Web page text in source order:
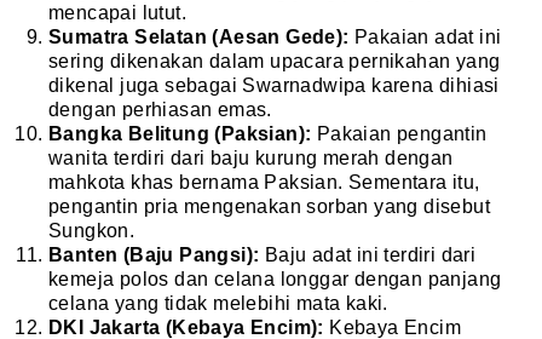
mencapai lutut.
Sumatra Selatan (Aesan Gede): Pakaian adat ini
sering dikenakan dalam upacara pernikahan yang
dikenal juga sebagai Swarnadwipa karena dihiasi
dengan perhiasan emas.
Bangka Belitung (Paksian): Pakaian pengantin
wanita terdiri dari baju kurung merah dengan
mahkota khas bernama Paksian. Sementara itu,
pengantin pria mengenakan sorban yang disebut
Sungkon.
Banten (Baju Pangsi): Baju adat ini terdiri dari
kemeja polos dan celana longgar dengan panjang
celana yang tidak melebihi mata kaki.
DKI Jakarta (Kebaya Encim): Kebaya Encim